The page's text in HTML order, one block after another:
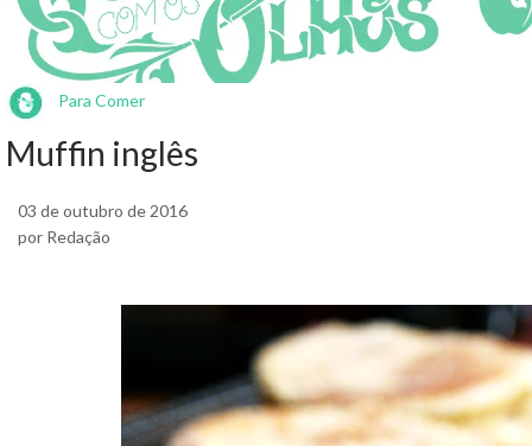
Para Comer
Muffin inglês
03 de outubro de 2016
por Redação